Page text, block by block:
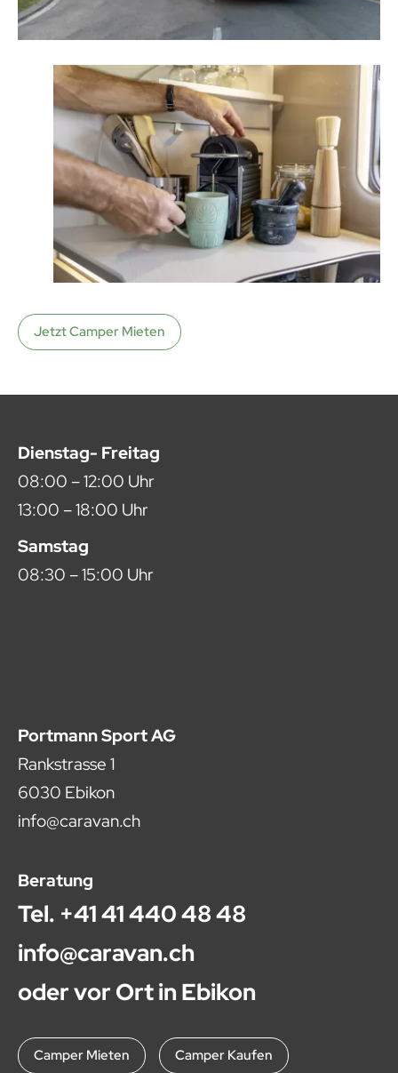
Jetzt Camper Mieten
Dienstag- Freitag
08:00 – 12:00 Uhr
13:00 – 18:00 Uhr
Samstag
08:30 – 15:00 Uhr
Portmann Sport AG
Rankstrasse 1
6030 Ebikon
info@caravan.ch
Beratung
Tel. +41 41 440 48 48
info@caravan.ch
oder vor Ort inEbikon
Camper Mieten Camper Kaufen